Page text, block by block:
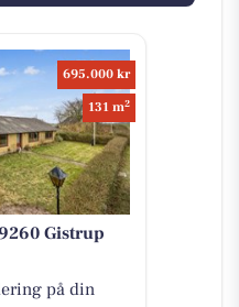
695.000 kr
131 m2
Gistrup
på din